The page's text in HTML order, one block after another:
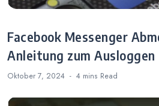
Facebook Messenger
Anleitung zum Ausloggen
Oktober 7, 2024 4 mins Read